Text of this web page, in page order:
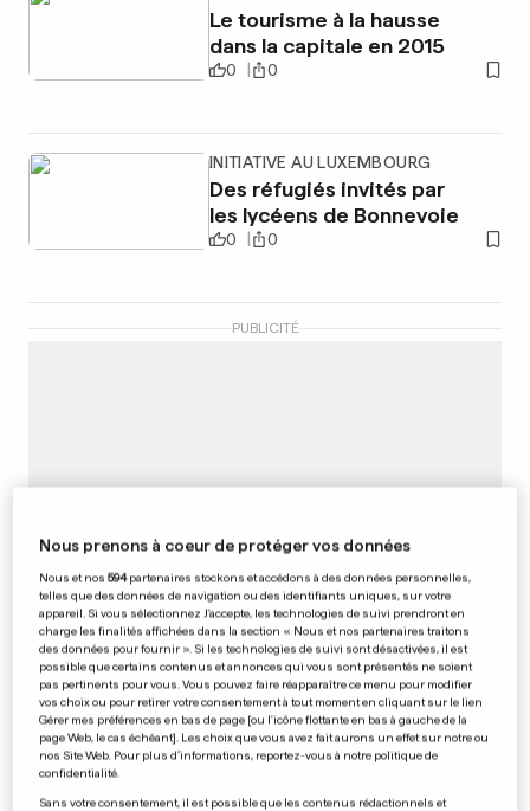
Le tourisme à la hausse
dans la capitale en 2015
0 0
INITIATIVE AU LUXEMBOURG
Des réfugiés invités par
les lycéens de Bonnevoie
0 0
PUBLICITÉ
ÉLECTIONS AU LUXEMBOURG
Les législatives auront lieu «en
octobre 2018»
0 0
Nous prenons à coeur de protéger vos données
Nous et nos594partenaires stockons et accédons à des données personnelles,
telles que des données de navigation ou des identifiants uniques, sur votre
appareil. Si vous sélectionnez J'accepte, les technologies de suivi prendront en
charge les finalités affichées dans la section « Nous et nos partenaires traitons
des données pour fournir ». Si les technologies de suivi sont désactivées, il est
possible que certains contenus et annonces qui vous sont présentés ne soient
pas pertinents pour vous. Vous pouvez faire réapparaître ce menu pour modifier
vos choix ou pour retirer votre consentement à tout moment en cliquant sur le lien
Gérer mes préférences en bas de page [ou l'icône flottante en bas à gauche de la
page Web, le cas échéant]. Les choix que vous avez fait aurons un effet sur notre ou
nos Site Web. Pour plus d’informations, reportez-vous à notre politique de
confidentialité.
Sans votre consentement, il est possible que les contenus rédactionnels et